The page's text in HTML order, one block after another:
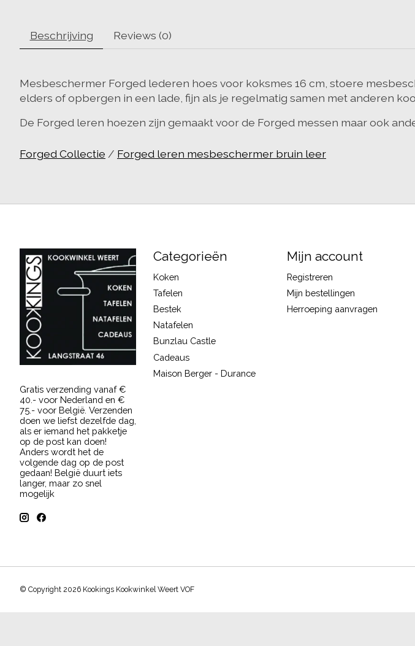
Beschrijving Reviews (0)
Mesbeschermer Forged lederen hoes voor koksmes 16 cm, stoere
elders of opbergen in een lade, fijn als je regelmatig samen met anderen
De Forged leren hoezen zijn gemaakt voor de Forged messen maar ook
Forged Collectie / Forged leren mesbeschermer bruin leer
Gratis verzending vanaf €
40.- voor Nederland en €
75.- voor België. Verzenden
doen we liefst dezelfde dag,
als er iemand het pakketje
op de post kan doen!
Anders wordt het de
volgende dag op de post
gedaan! België duurt iets
langer, maar zo snel
mogelijk
Categorieën
Koken
Tafelen
Bestek
Natafelen
Bunzlau Castle
Cadeaus
Maison Berger - Durance
Mijn account
Registreren
Mijn bestellingen
Herroeping aanvragen
© Copyright 2026 Kookings Kookwinkel Weert VOF